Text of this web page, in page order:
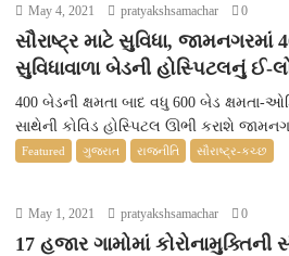
May 4, 2021 pratyakshsamachar 0
સૌરાષ્ટ્ર માટે સુવિધા,
સુવિધાવાળા બેડની હોસ્પિટલનું ઈ-
400 બેડની ક્ષમતા બાદ વધુ 600 બેડ
સાથેની કોવિડ હોસ્પિટલ ઊભી કરાશે
Featured ગુજરાત રાજનીતિ સૌરાષ્ટ્ર-કચ્છ
May 1, 2021 pratyakshsamachar 0
17 હજાર ગામોમાં